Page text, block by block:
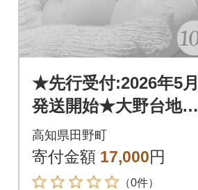
★先行受付:2026年5月
発送開始★大野台地で
採れた令和8年産新じ
ゃがいも『とうや』1
0kg
高知県田野町
寄付金額 17,000円
（0件）